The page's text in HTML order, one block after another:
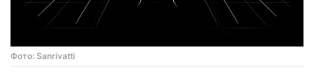
Фото: Sanrivatti